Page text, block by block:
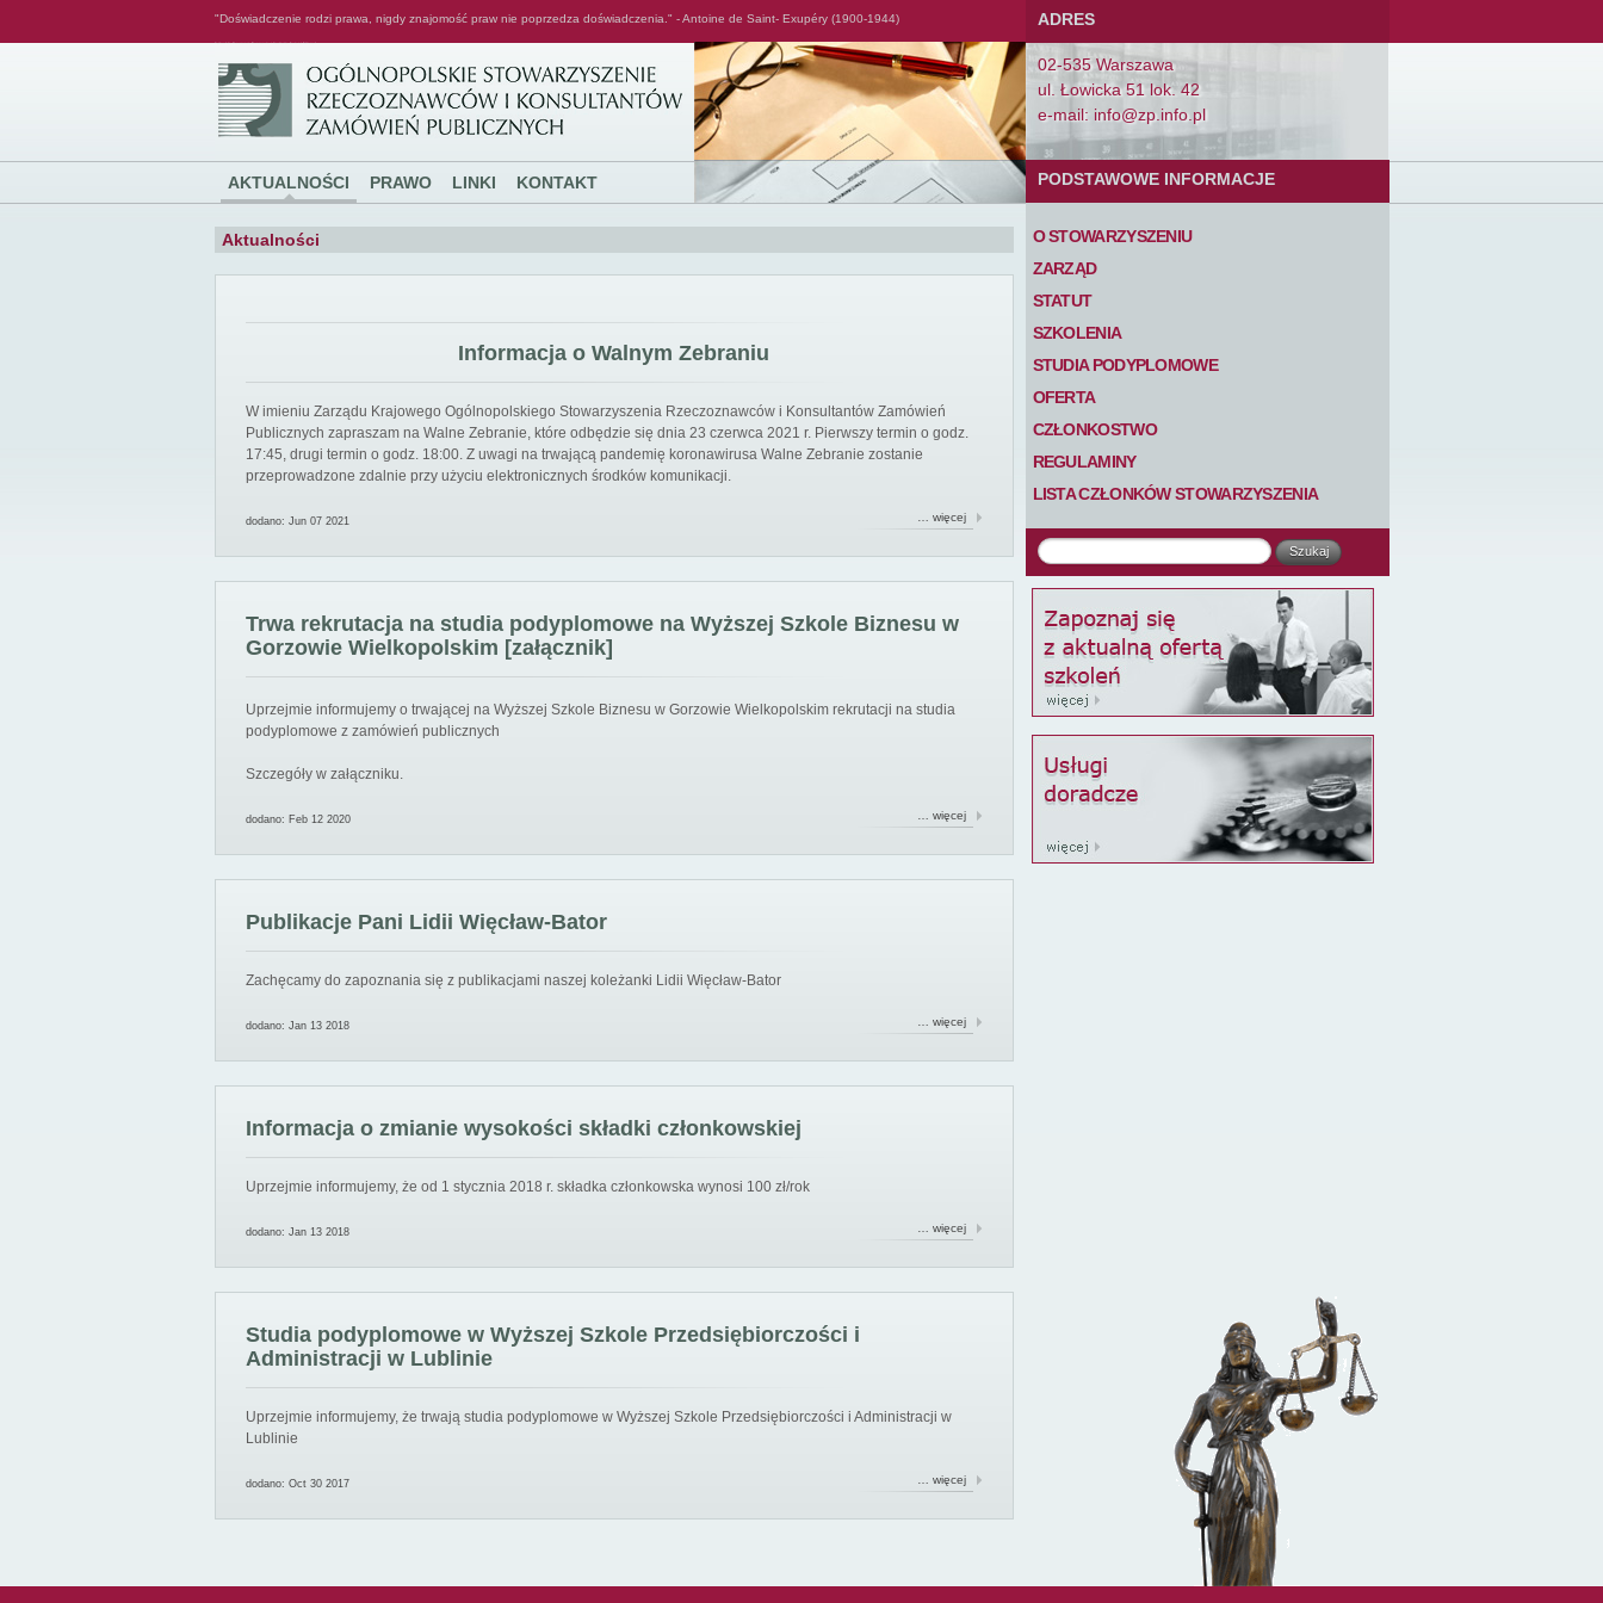
"Doświadczenie rodzi prawa, nigdy znajomość praw nie poprzedza doświadczenia." - Antoine de Saint- Exupéry (1900-1944)
AKTUALNOŚCI PRAWO LINKI KONTAKT
ADRES
02-535 Warszawa
ul. Łowicka 51 lok. 42
e-mail: info@zp.info.pl
PODSTAWOWE INFORMACJE
O STOWARZYSZENIU
ZARZĄD
STATUT
SZKOLENIA
STUDIA PODYPLOMOWE
OFERTA
CZŁONKOSTWO
REGULAMINY
LISTA CZŁONKÓW STOWARZYSZENIA
Aktualności
Informacja o Walnym Zebraniu
W imieniu Zarządu Krajowego Ogólnopolskiego Stowarzyszenia Rzeczoznawców i Konsultantów Zamówień
Publicznych zapraszam na Walne Zebranie, które odbędzie się dnia 23 czerwca 2021 r. Pierwszy termin o godz.
17:45, drugi termin o godz. 18:00. Z uwagi na trwającą pandemię koronawirusa Walne Zebranie zostanie
przeprowadzone zdalnie przy użyciu elektronicznych środków komunikacji.
dodano: Jun 07 2021 … więcej
Trwa rekrutacja na studia podyplomowe na Wyższej Szkole Biznesu w
Gorzowie Wielkopolskim [załącznik]
Uprzejmie informujemy o trwającej na Wyższej Szkole Biznesu w Gorzowie Wielkopolskim rekrutacji na studia
podyplomowe z zamówień publicznych
Szczegóły w załączniku.
dodano: Feb 12 2020 … więcej
Publikacje Pani Lidii Więcław-Bator
Zachęcamy do zapoznania się z publikacjami naszej koleżanki Lidii Więcław-Bator
dodano: Jan 13 2018 … więcej
Informacja o zmianie wysokości składki członkowskiej
Uprzejmie informujemy, że od 1 stycznia 2018 r. składka członkowska wynosi 100 zł/rok
dodano: Jan 13 2018 … więcej
Studia podyplomowe w Wyższej Szkole Przedsiębiorczości i
Administracji w Lublinie
Uprzejmie informujemy, że trwają studia podyplomowe w Wyższej Szkole Przedsiębiorczości i Administracji w
Lublinie
dodano: Oct 30 2017 … więcej